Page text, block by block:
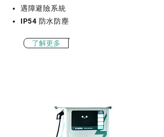
遇障避險系統
IP54 防水防塵
了解更多